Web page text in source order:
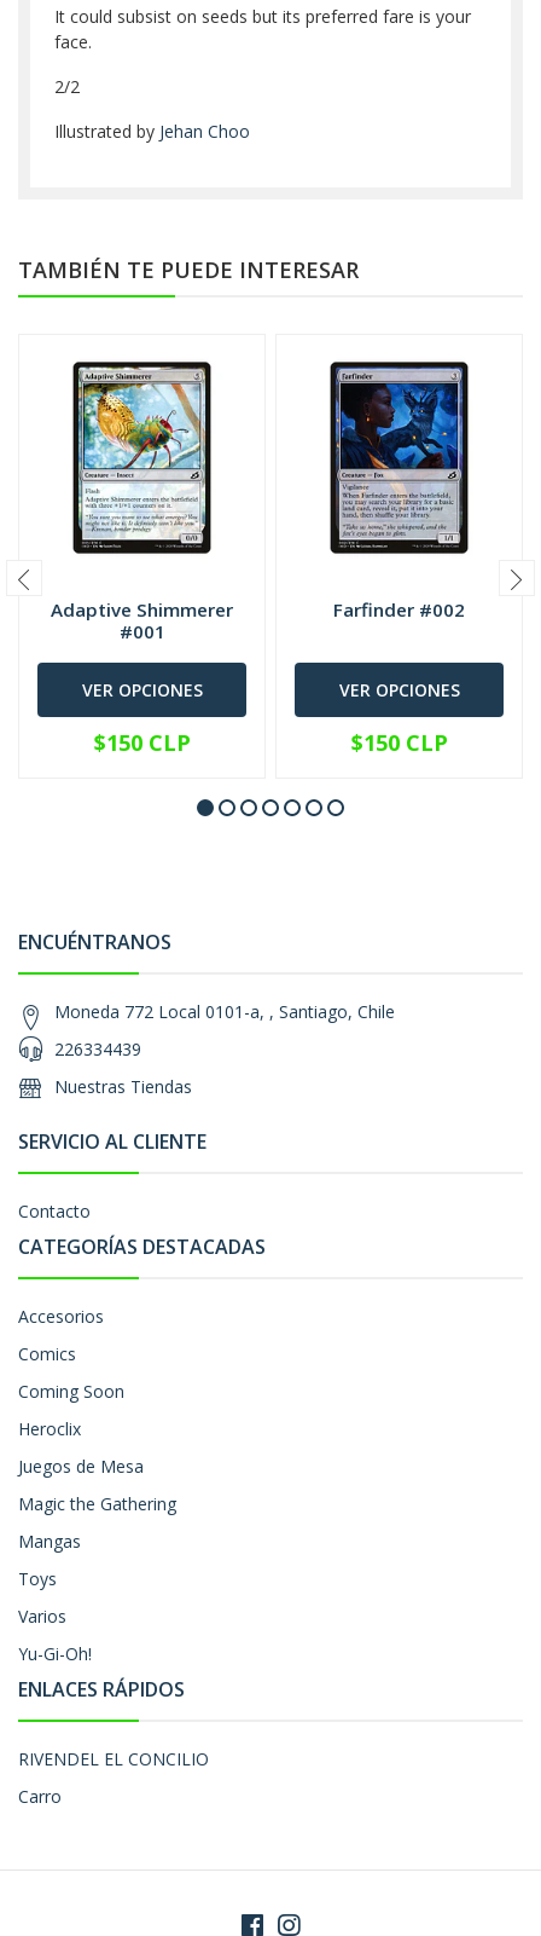
It could subsist on seeds but its preferred fare is your
face.
2/2
Illustrated by Jehan Choo
TAMBIÉN TE PUEDE INTERESAR
Adaptive Shimmerer
#001
VER OPCIONES
$150 CLP
Farfinder #002
VER OPCIONES
$150 CLP
ENCUÉNTRANOS
Moneda 772 Local 0101-a, , Santiago, Chile
226334439
Nuestras Tiendas
SERVICIO AL CLIENTE
Contacto
CATEGORÍAS DESTACADAS
Accesorios
Comics
Coming Soon
Heroclix
Juegos de Mesa
Magic the Gathering
Mangas
Toys
Varios
Yu-Gi-Oh!
ENLACES RÁPIDOS
RIVENDEL EL CONCILIO
Carro